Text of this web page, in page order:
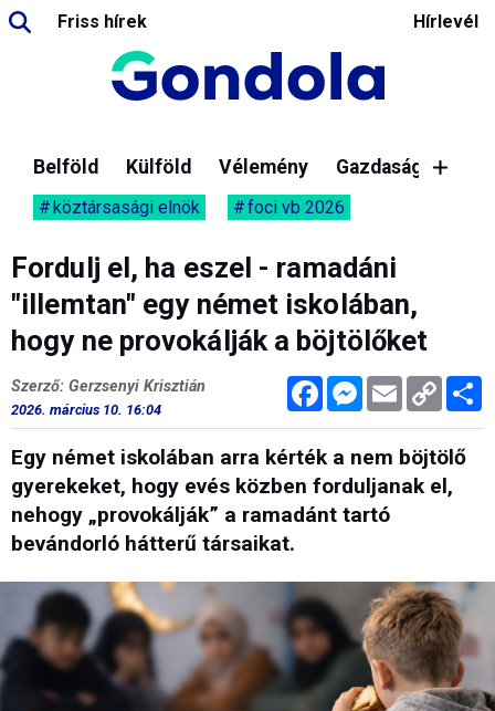
Friss hírek Hírlevél
Belföld Külföld Vélemény Gazdaság
köztársasági elnök foci vb 2026
Fordulj el, ha eszel - ramadáni
"illemtan" egy német iskolában,
hogy ne provokálják a böjtölőket
FacebookMessenger
Email Copy
Link
Szerző: Gerzsenyi Krisztián
2026. március 10. 16:04
Egy német iskolában arra kérték a nem böjtölő
gyerekeket, hogy evés közben forduljanak el,
nehogy „provokálják” a ramadánt tartó
bevándorló hátterű társaikat.